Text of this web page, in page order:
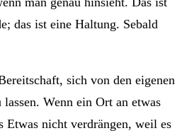
das ist eine Haltung. Sebald
sich von den eigenen
Wenn ein Ort an etwas
Etwas nicht verdrängen, weil es